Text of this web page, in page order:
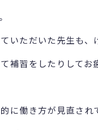
いただいた先生も、
補習をしたりしてお
に働き方が見直され